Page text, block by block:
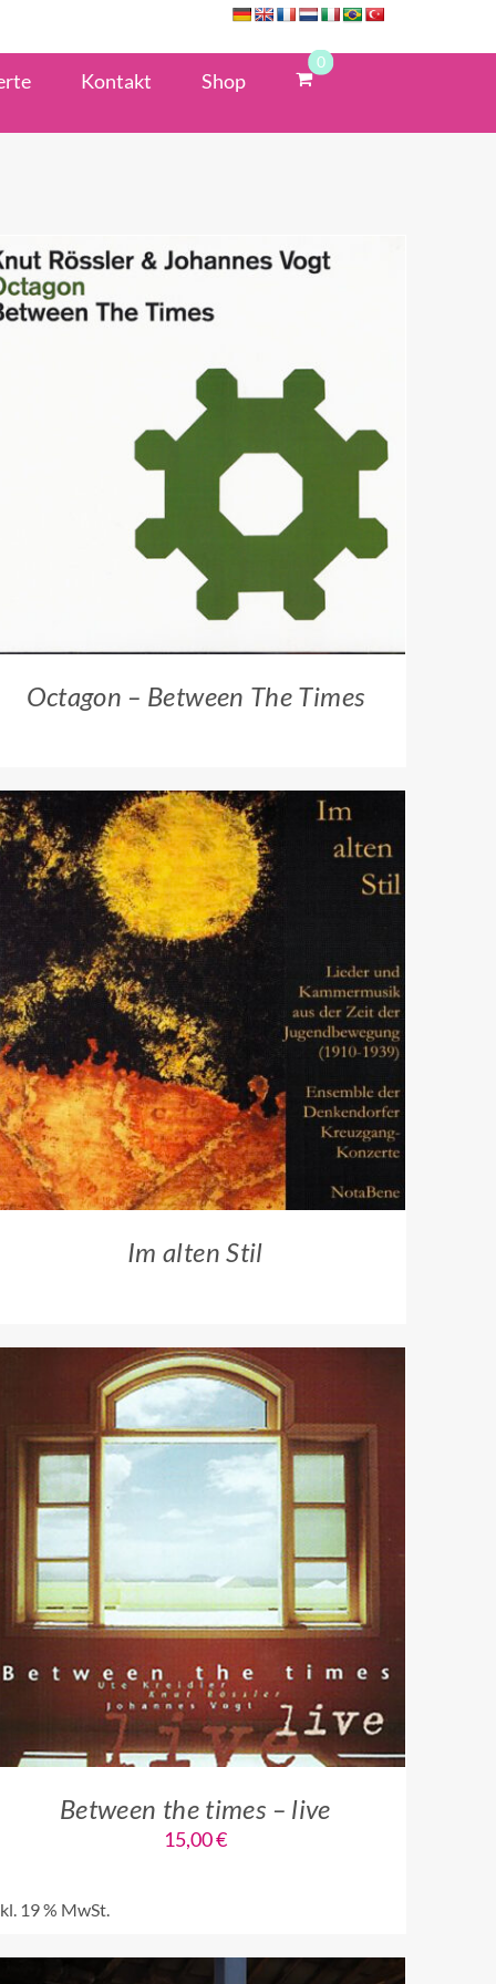
Kontakt Shop
0
ZUM HÄNDLER QUICK VIEW
Octagon – Between The Times
ZUM HÄNDLER / QUICK VIEW
Im alten Stil
IN DEN WARENKORB QUICK VIEW
Between the times – live
15,00€
19 % MwSt.